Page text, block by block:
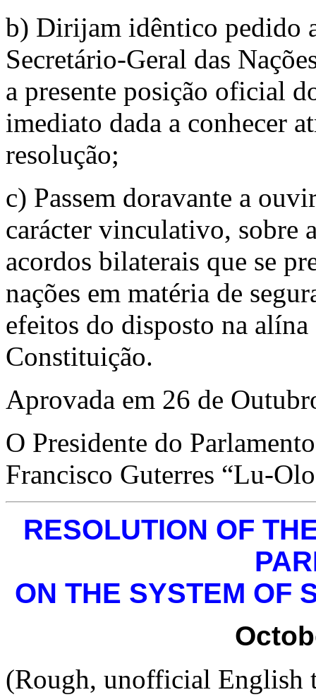
b) Dirijam idêntico pedido
Secretário-Geral das
a presente posição oficial
imediato dada a conhecer
resolução;
c) Passem doravante a
carácter vinculativo, sobre
acordos bilaterais que se
nações em matéria de
efeitos do disposto na
Constituição.
Aprovada em 26 de
O Presidente do
Francisco Guterres “Lu-
RESOLUTION OF
ON THE SYSTEM OF
(Rough, unofficial English